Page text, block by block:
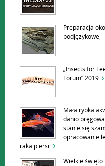
Preparacja
podjęzykowej
„Insects for
Forum” 2019
Mała rybka
danio
stanie się
opracowanie
raka piersi.
Wielkie święto